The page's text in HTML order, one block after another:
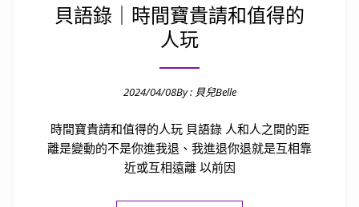
貝語錄｜時間寶貴請和值得的
人玩
2024/04/08By : 貝兒Belle
時間寶貴請和值得的人玩 貝語錄 人和人之間的距
離是變動的不是你進我退、我進退你退就是互相靠
近或互相遠離 以前因